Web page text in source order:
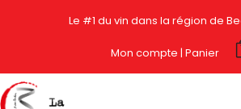
Le #1 du vin dans la région de
Mon compte Panier